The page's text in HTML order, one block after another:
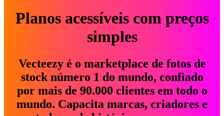
Planos acessíveis com preços
simples
Vecteezy é o marketplace de fotos de
stock número 1 do mundo, confiado
por mais de 90.000 clientes em todo o
mundo. Capacita marcas, criadores e